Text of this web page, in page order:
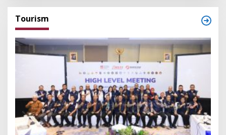
Tourism